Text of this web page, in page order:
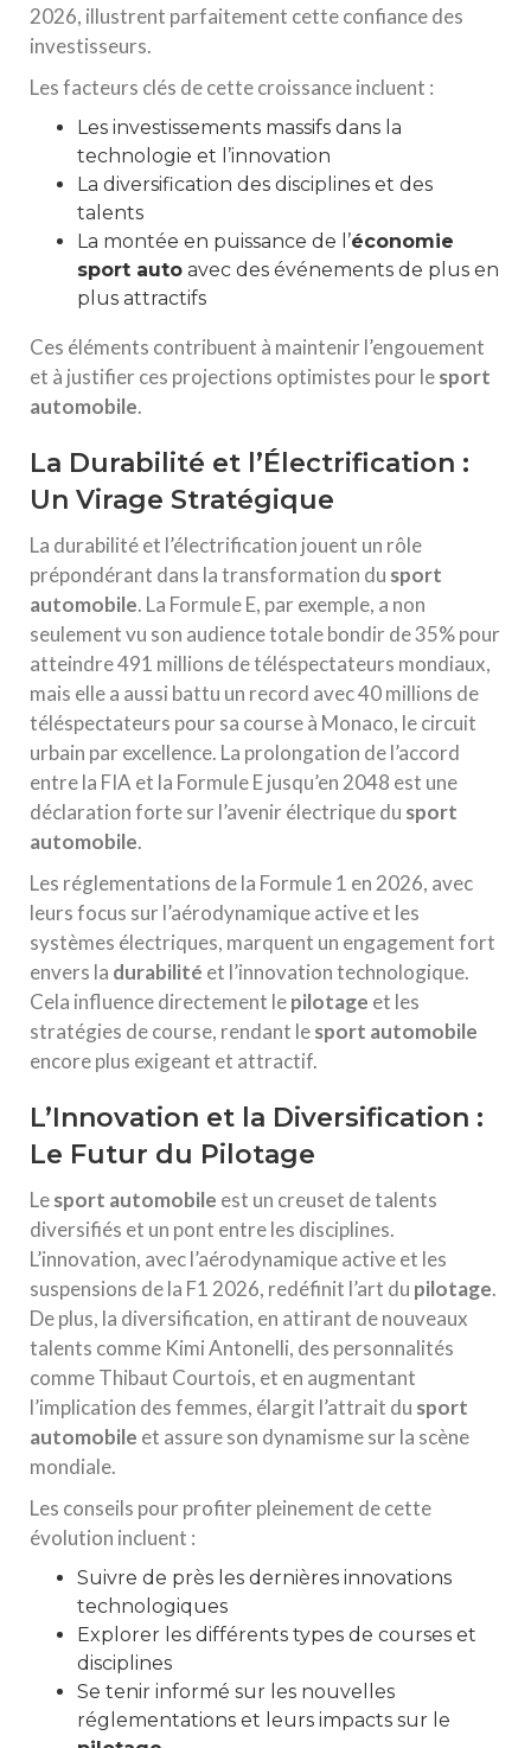
2026, illustrent parfaitement cette confiance des
investisseurs.
Les facteurs clés de cette croissance incluent :
Les investissements massifs dans la
technologie et l’innovation
La diversification des disciplines et des
talents
La montée en puissance de l’économie
sport auto avec des événements de plus en
plus attractifs
Ces éléments contribuent à maintenir l’engouement
et à justifier ces projections optimistes pour lesport
automobile.
La Durabilité et l’Électrification :
Un Virage Stratégique
La durabilité et l’électrification jouent un rôle
prépondérant dans la transformation du sport
automobile. La Formule E, par exemple, a non
seulement vu son audience totale bondir de 35% pour
atteindre 491 millions de téléspectateurs mondiaux,
mais elle a aussi battu un record avec 40 millions de
téléspectateurs pour sa course à Monaco, le circuit
urbain par excellence. La prolongation de l’accord
entre la FIA et la Formule E jusqu’en 2048 est une
déclaration forte sur l’avenir électrique du sport
automobile.
Les réglementations de la Formule 1 en 2026, avec
leurs focus sur l’aérodynamique active et les
systèmes électriques, marquent un engagement fort
envers la durabilité et l’innovation technologique.
Cela influence directement lepilotage et les
stratégies de course, rendant lesport automobile
encore plus exigeant et attractif.
L’Innovation et la Diversification :
Le Futur du Pilotage
Lesport automobile est un creuset de talents
diversifiés et un pont entre les disciplines.
L’innovation, avec l’aérodynamique active et les
suspensions de la F1 2026, redéfinit l’art du pilotage.
De plus, la diversification, en attirant de nouveaux
talents comme Kimi Antonelli, des personnalités
comme Thibaut Courtois, et en augmentant
l’implication des femmes, élargit l’attrait du sport
automobile et assure son dynamisme sur la scène
mondiale.
Les conseils pour profiter pleinement de cette
évolution incluent :
Suivre de près les dernières innovations
technologiques
Explorer les différents types de courses et
disciplines
Se tenir informé sur les nouvelles
réglementations et leurs impacts sur le